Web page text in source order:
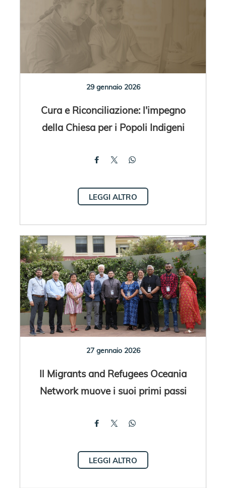
29 gennaio 2026
Cura e Riconciliazione: l'impegno
della Chiesa per i Popoli Indigeni
LEGGI ALTRO
27 gennaio 2026
Il Migrants and Refugees Oceania
Network muove i suoi primi passi
LEGGI ALTRO